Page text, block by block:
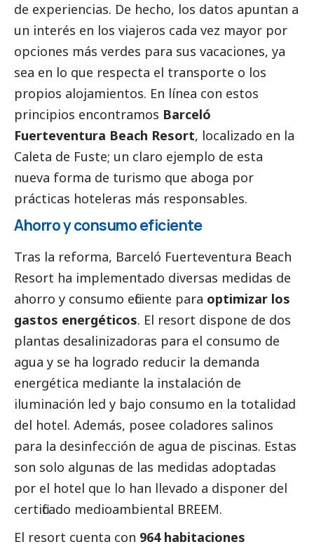
de experiencias. De hecho, los datos apuntan a
un interés en los viajeros cada vez mayor por
opciones más verdes para sus vacaciones, ya
sea en lo que respecta el transporte o los
propios alojamientos. En línea con estos
principios encontramos Barceló
Fuerteventura Beach Resort, localizado en la
Caleta de Fuste; un claro ejemplo de esta
nueva forma de turismo que aboga por
prácticas hoteleras más responsables.
Ahorro y consumo eficiente
Tras la reforma, Barceló Fuerteventura Beach
Resort ha implementado diversas medidas de
ahorro y consumo eficiente para optimizar los
gastos energéticos. El resort dispone de dos
plantas desalinizadoras para el consumo de
agua y se ha logrado reducir la demanda
energética mediante la instalación de
iluminación led y bajo consumo en la totalidad
del hotel. Además, posee coladores salinos
para la desinfección de agua de piscinas. Estas
son solo algunas de las medidas adoptadas
por el hotel que lo han llevado a disponer del
certificado medioambiental BREEM.
El resort cuenta con 964 habitaciones